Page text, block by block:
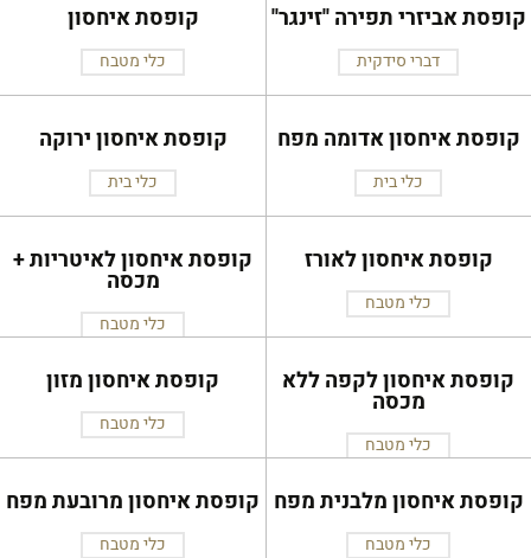
קופסת אביזרי תפירה ''זינגר''
דברי סידקית
קופסת איחסון
כלי מטבח
קופסת איחסון אדומה מפח
כלי בית
קופסת איחסון ירוקה
כלי בית
קופסת איחסון לאורז
כלי מטבח
קופסת איחסון לאיטריות +
מכסה
כלי מטבח
קופסת איחסון לקפה ללא
מכסה
כלי מטבח
קופסת איחסון מזון
כלי מטבח
קופסת איחסון מלבנית מפח
כלי מטבח
קופסת איחסון מרובעת מפח
כלי מטבח